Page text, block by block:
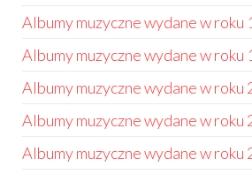
Albumy muzyczne wydane w roku
Albumy muzyczne wydane w roku
Albumy muzyczne wydane w roku
Albumy muzyczne wydane w roku
Albumy muzyczne wydane w roku